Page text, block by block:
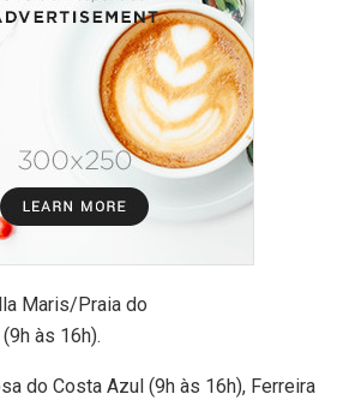
Maris/Praia do
às 16h).
do Costa Azul (9h às 16h), Ferreira